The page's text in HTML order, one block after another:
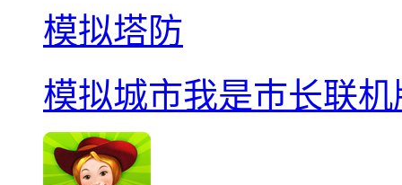
模拟塔防
模拟城市我是巿长联机